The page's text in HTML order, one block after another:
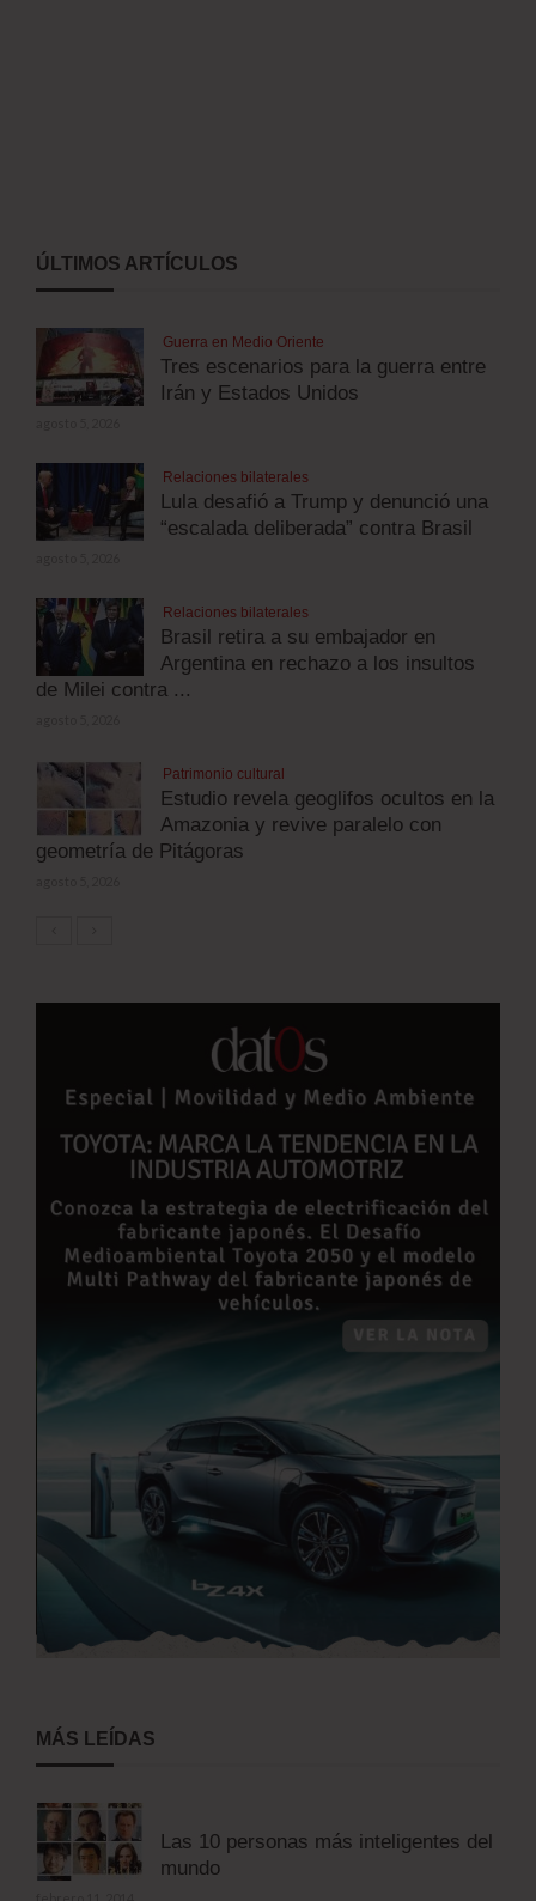
ÚLTIMOS ARTÍCULOS
Guerra en Medio Oriente
Tres escenarios para la guerra entre
Irán y Estados Unidos
Relaciones bilaterales
Lula desafió a Trump y denunció una
“escalada deliberada” contra Brasil
Relaciones bilaterales
Brasil retira a su embajador en
Argentina en rechazo a los insultos
de Milei contra ...
Patrimonio cultural
Estudio revela geoglifos ocultos en la
Amazonia y revive paralelo con
geometría de Pitágoras
MÁS LEÍDAS
Las 10 personas más inteligentes del
mundo